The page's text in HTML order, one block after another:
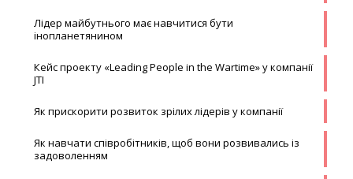
Лідер майбутнього має навчитися бути
інопланетянином
Кейс проекту «Leading People in the Wartime» у компанії
JTI
Як прискорити розвиток зрілих лідерів у компанії
Як навчати співробітників, щоб вони розвивались із
задоволенням